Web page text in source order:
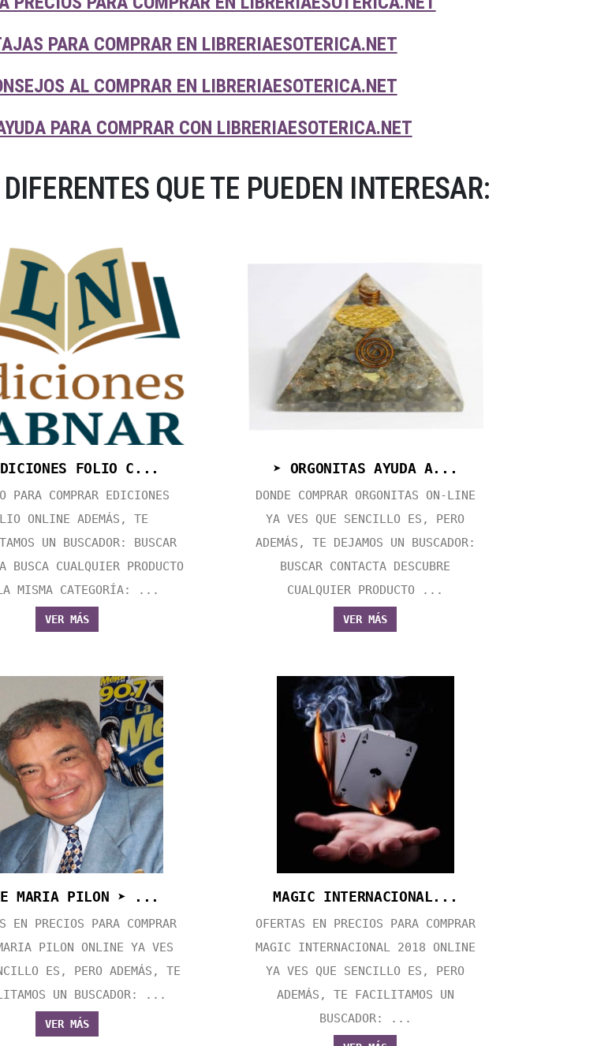
PARA COMPRAR EN LIBRERIAESOTERICA.NET
AL COMPRAR EN LIBRERIAESOTERICA.NET
PARA COMPRAR CON LIBRERIAESOTERICA.NET
QUE TE PUEDEN INTERESAR:
FOLIO C...
PARA COMPRAR EDICIONES
ONLINE ADEMÁS, TE
UN BUSCADOR: BUSCAR
BUSCA CUALQUIER PRODUCTO
MISMA CATEGORÍA: ...
VER MÁS
➤ ORGONITAS AYUDA A...
DONDE COMPRAR ORGONITAS ON-LINE
YA VES QUE SENCILLO ES, PERO
ADEMÁS, TE DEJAMOS UN BUSCADOR:
BUSCAR CONTACTA DESCUBRE
CUALQUIER PRODUCTO ...
VER MÁS
MARIA PILON ➤ ...
EN PRECIOS PARA COMPRAR
PILON ONLINE YA VES
ES, PERO ADEMÁS, TE
UN BUSCADOR: ...
VER MÁS
MAGIC INTERNACIONAL...
OFERTAS EN PRECIOS PARA COMPRAR
MAGIC INTERNACIONAL 2018 ONLINE
YA VES QUE SENCILLO ES, PERO
ADEMÁS, TE FACILITAMOS UN
BUSCADOR: ...